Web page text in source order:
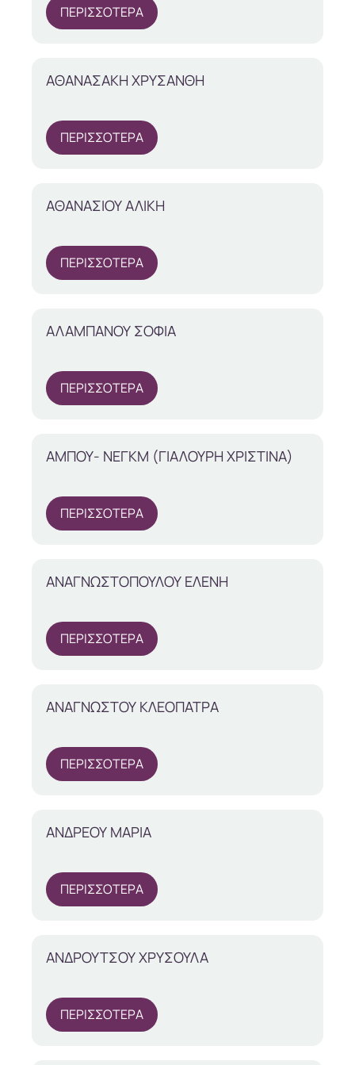
ΠΕΡΙΣΣΟΤΕΡΑ
ΑΘΑΝΑΣΑΚΗ ΧΡΥΣΑΝΘΗ
ΠΕΡΙΣΣΟΤΕΡΑ
ΑΘΑΝΑΣΙΟΥ ΑΛΙΚΗ
ΠΕΡΙΣΣΟΤΕΡΑ
ΑΛΑΜΠΑΝΟΥ ΣΟΦΙΑ
ΠΕΡΙΣΣΟΤΕΡΑ
ΑΜΠΟΥ- ΝΕΓΚΜ (ΓΙΑΛΟΥΡΗ ΧΡΙΣΤΙΝΑ)
ΠΕΡΙΣΣΟΤΕΡΑ
ΑΝΑΓΝΩΣΤΟΠΟΥΛΟΥ ΕΛΕΝΗ
ΠΕΡΙΣΣΟΤΕΡΑ
ΑΝΑΓΝΩΣΤΟΥ ΚΛΕΟΠΑΤΡΑ
ΠΕΡΙΣΣΟΤΕΡΑ
ΑΝΔΡΕΟΥ ΜΑΡΙΑ
ΠΕΡΙΣΣΟΤΕΡΑ
ΑΝΔΡΟΥΤΣΟΥ ΧΡΥΣΟΥΛΑ
ΠΕΡΙΣΣΟΤΕΡΑ